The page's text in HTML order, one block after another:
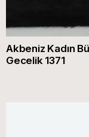
Akbeniz Kadın
Gecelik 1371